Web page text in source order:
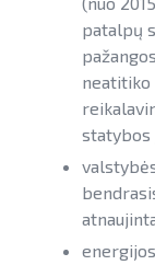
patalpų
neatitiko
statybos